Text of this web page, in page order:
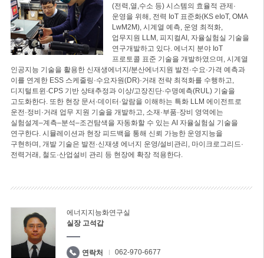
(전력,열,수소 등) 시스템의 효율적 관제·
운영을 위해, 전력 IoT 표준화(KS eIoT, OMA
LwM2M), 시계열 예측, 운영 최적화,
업무지원 LLM, 피지컬AI, 자율실험실 기술을
연구개발하고 있다. 에너지 분야 IoT
프로토콜 표준 기술을 개발하였으며, 시계열
인공지능 기술을 활용한 신재생에너지/분산에너지원 발전·수요·가격 예측과
이를 연계한 ESS 스케줄링·수요자원(DR)·거래 전략 최적화를 수행하고,
디지털트윈·CPS 기반 상태추정과 이상/고장진단·수명예측(RUL) 기술을
고도화한다. 또한 현장 문서·데이터·알람을 이해하는 특화 LLM 에이전트로
운전·정비·거래 업무 지원 기술을 개발하고, 소재·부품·장비 영역에는
실험설계–계측–분석–조건탐색을 자동화할 수 있는 AI 자율실험실 기술을
연구한다. 시뮬레이션과 현장 피드백을 통해 신뢰 가능한 운영지능을
구현하며, 개발 기술은 발전·신재생 에너지 운영/설비관리, 마이크로그리드·
전력거래, 철도·산업설비 관리 등 현장에 확장 적용한다.
에너지지능화연구실
실장 고석갑
연락처 062-970-6677